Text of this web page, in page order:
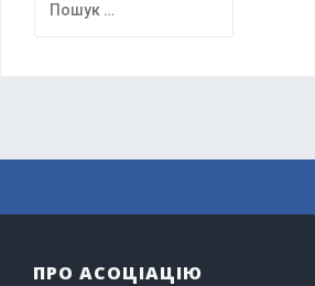
ПРО АСОЦІАЦІЮ